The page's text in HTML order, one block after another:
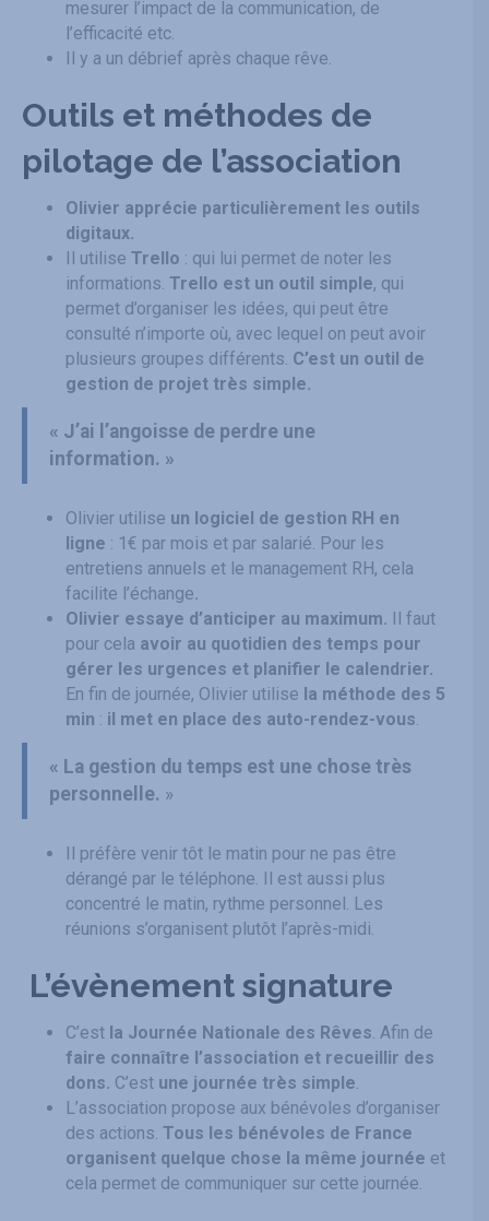
mesurer l’impact de la communication, de
l’efficacité etc.
Il y a un débrief après chaque rêve.
Outils et méthodes de
pilotage de l’association
Olivier apprécie particulièrement les outils
digitaux.
Il utilise Trello : qui lui permet de noter les
informations. Trello est un outil simple, qui
permet d’organiser les idées, qui peut être
consulté n’importe où, avec lequel on peut avoir
plusieurs groupes différents. C’est un outil de
gestion de projet très simple.
« J’ai l’angoisse de perdre une
information. »
Olivier utilise un logiciel de gestion RH en
ligne : 1€ par mois et par salarié. Pour les
entretiens annuels et le management RH, cela
facilite l’échange.
Olivier essaye d’anticiper au maximum. Il faut
pour cela avoir au quotidien des temps pour
gérer les urgences et planifier le calendrier.
En fin de journée, Olivier utilise la méthode des 5
min : il met en place des auto-rendez-vous
« La gestion du temps est une chose très
personnelle. »
Il préfère venir tôt le matin pour ne pas être
dérangé par le téléphone. Il est aussi plus
concentré le matin, rythme personnel. Les
réunions s’organisent plutôt l’après-midi.
L’évènement signature
C’est la Journée Nationale des Rêves . Afin de
faire connaître l’association et recueillir des
dons. C’est une journée très simple
L’association propose aux bénévoles d’organiser
des actions. Tous les bénévoles de France
organisent quelque chose la même journée et
cela permet de communiquer sur cette journée.